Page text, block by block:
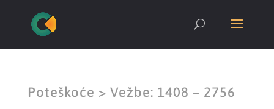
Poteškoće > Vežbe: 1408 – 2756